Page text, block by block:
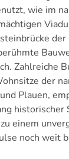
wie im
Zahlreiche
der
Plauen,
historischer
einem
noch weit